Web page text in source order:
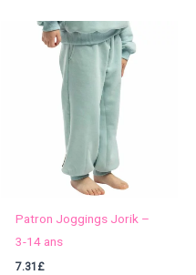
Patron Joggings Jorik –
3-14 ans
7.31 £